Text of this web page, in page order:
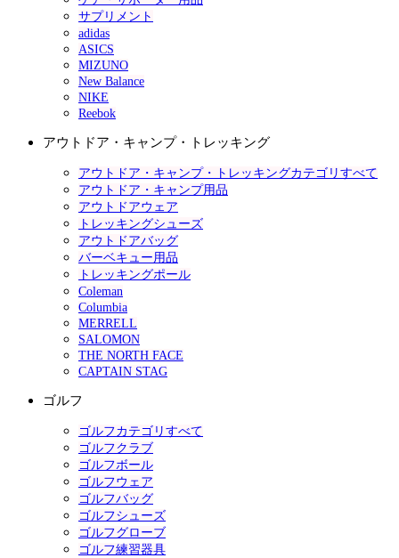
サプリメント
adidas
ASICS
MIZUNO
New Balance
NIKE
Reebok
アウトドア・キャンプ・トレッキング
アウトドア・キャンプ・トレッキングカテゴリすべて
アウトドア・キャンプ用品
アウトドアウェア
トレッキングシューズ
アウトドアバッグ
バーベキュー用品
トレッキングポール
Coleman
Columbia
MERRELL
SALOMON
THE NORTH FACE
CAPTAIN STAG
ゴルフ
ゴルフカテゴリすべて
ゴルフクラブ
ゴルフボール
ゴルフウェア
ゴルフバッグ
ゴルフシューズ
ゴルフグローブ
ゴルフ練習器具